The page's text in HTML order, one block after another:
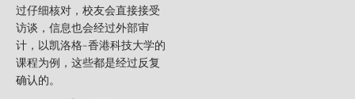
过仔细核对，校友会直接接受
访谈，信息也会经过外部审
计，以凯洛格-香港科技大学的
课程为例，这些都是经过反复
确认的。